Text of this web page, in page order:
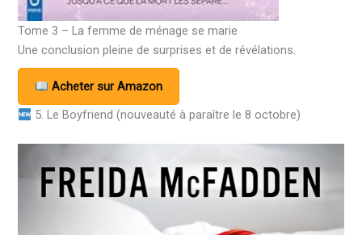
Tome 3 – La femme de ménage se marie
Une conclusion pleine de surprises et de révélations.
Acheter sur Amazon
5. Le Boyfriend (nouveauté à paraître le 8 octobre)